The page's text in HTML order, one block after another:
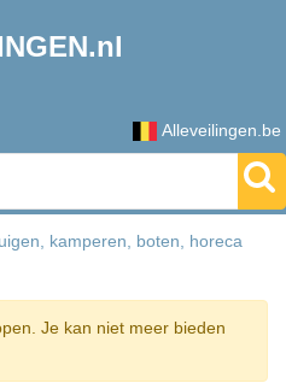
Alleveilingen.be
kamperen, boten, horeca
Je kan niet meer bieden